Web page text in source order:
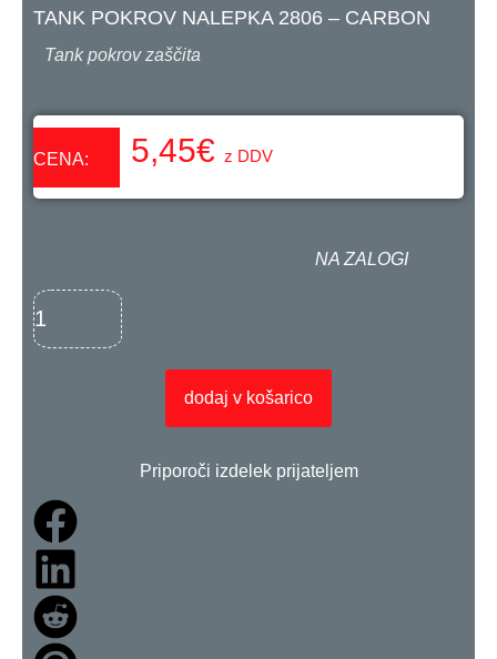
TANK POKROV NALEPKA 2806 – CARBON
Tank pokrov zaščita
CENA: 5,45€ z DDV
NA ZALOGI
dodaj v košarico
Priporoči izdelek prijateljem